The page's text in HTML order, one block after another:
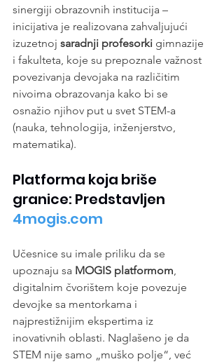
sinergiji obrazovnih institucija –
inicijativa je realizovana zahvaljujući
izuzetnoj saradnji profesorki gimnazije
i fakulteta, koje su prepoznale važnost
povezivanja devojaka na različitim
nivoima obrazovanja kako bi se
osnažio njihov put u svet STEM-a
(nauka, tehnologija, inženjerstvo,
matematika).
Platforma koja briše
granice: Predstavljen
4mogis.com
Učesnice su imale priliku da se
upoznaju sa MOGIS platformom,
digitalnim čvorištem koje povezuje
devojke sa mentorkama i
najprestižnijim ekspertima iz
inovativnih oblasti. Naglašeno je da
STEM nije samo „muško polje“, već